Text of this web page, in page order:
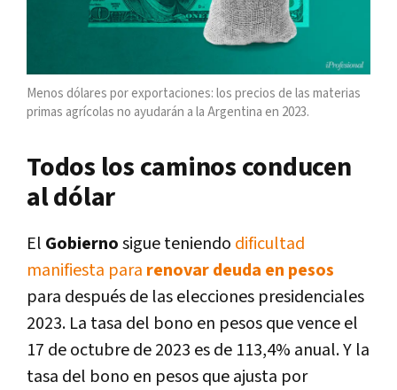
Menos dólares por exportaciones: los precios de las materias
primas agrícolas no ayudarán a la Argentina en 2023.
Todos los caminos conducen
al dólar
El Gobiernosigue teniendo dificultad
manifiesta para renovar deuda en pesos
para después de las elecciones presidenciales
2023. La tasa del bono en pesos que vence el
17 de octubre de 2023 es de 113,4% anual. Y la
tasa del bono en pesos que ajusta por